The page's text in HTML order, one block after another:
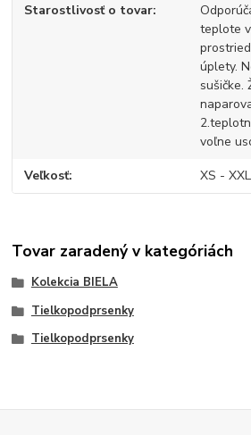
Starostlivosť o tovar
teplote
úplety.
sušičke.
voľne
Veľkosť XS - XXL
Tovar zaradený v kategóriách
Kolekcia BIELA
Tielkopodprsenky
Tielkopodprsenky